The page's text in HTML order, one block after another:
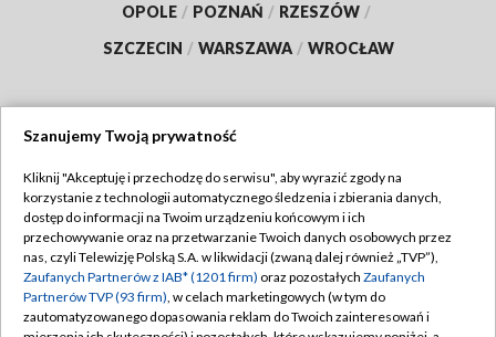
OPOLE / POZNAŃ / RZESZÓW /
SZCZECIN / WARSZAWA / WROCŁAW
TVP
Abonament TVP
Emisja w TVP
Centrum informacji TVP
Regulamin TVP
Polityka prywatności
Moje zgody
Szanujemy Twoją prywatność
Kliknij "Akceptuję i przechodzę do serwisu", aby wyrazić zgody na
korzystanie z technologii automatycznego śledzenia i zbierania danych,
dostęp do informacji na Twoim urządzeniu końcowym i ich
przechowywanie oraz na przetwarzanie Twoich danych osobowych przez
nas, czyli Telewizję Polską S.A. w likwidacji (zwaną dalej również „TVP”),
Zaufanych Partnerów z IAB* (1201 firm) oraz pozostałych Zaufanych
Partnerów TVP (93 firm), w celach marketingowych (w tym do
zautomatyzowanego dopasowania reklam do Twoich zainteresowań i